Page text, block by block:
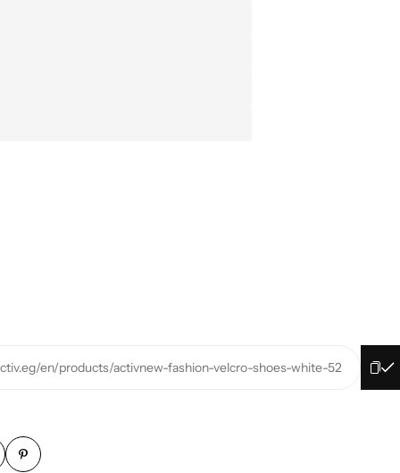
en/products/activnew-fashion-velcro-shoes-white-52